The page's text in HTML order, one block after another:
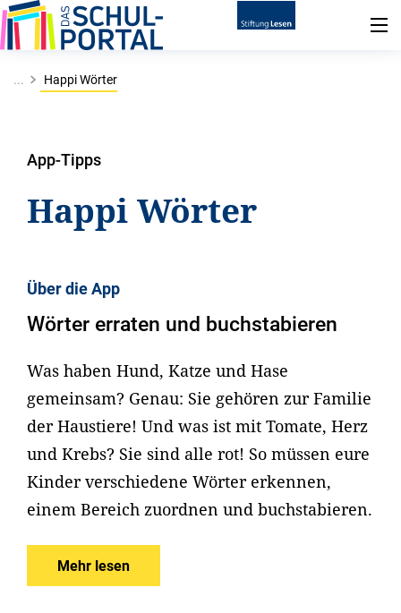
... Happi Wörter
App-Tipps
Happi Wörter
Über die App
Wörter erraten und buchstabieren
Was haben Hund, Katze und Hase
gemeinsam? Genau: Sie gehören zur Familie
der Haustiere! Und was ist mit Tomate, Herz
und Krebs? Sie sind alle rot! So müssen eure
Kinder verschiedene Wörter erkennen,
einem Bereich zuordnen und buchstabieren.
Mehr lesen